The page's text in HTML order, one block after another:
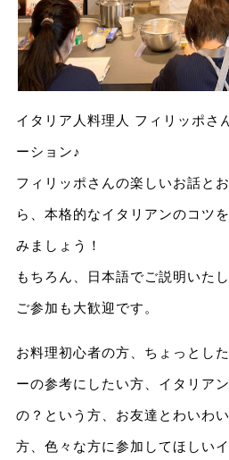
イタリア人料理人 フィリッポさ
ーション♪
フィリッポさんの楽しいお話と
ら、本格的なイタリアンのコツ
みましょう！
もちろん、日本語でご説明いた
ご参加も大歓迎です。
お料理初心者の方、ちょっとし
ーの参考にしたい方、イタリア
の？という方、お友達とわいわ
方、色々な方に参加してほしい